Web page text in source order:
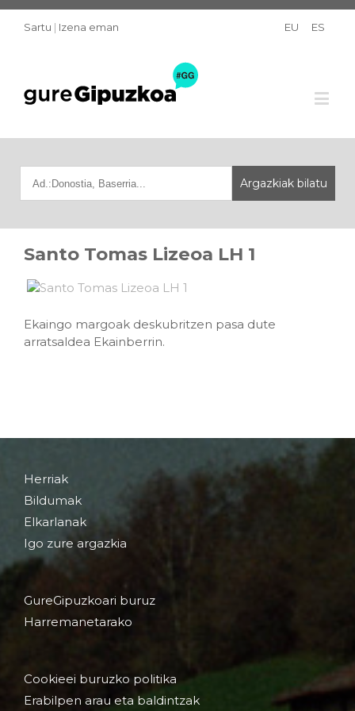
Sartu | Izena eman EU ES
Santo Tomas Lizeoa LH 1
Ekaingo margoak deskubritzen pasa dute
arratsaldea Ekainberrin.
Herriak
Bildumak
Elkarlanak
Igo zure argazkia
GureGipuzkoari buruz
Harremanetarako
Cookieei buruzko politika
Erabilpen arau eta baldintzak